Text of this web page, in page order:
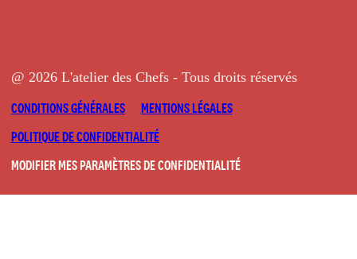
@ 2026 L'atelier des Chefs - Tous droits réservés
CONDITIONS GÉNÉRALES
MENTIONS LÉGALES
POLITIQUE DE CONFIDENTIALITÉ
MODIFIER MES PARAMÈTRES DE CONFIDENTIALITÉ